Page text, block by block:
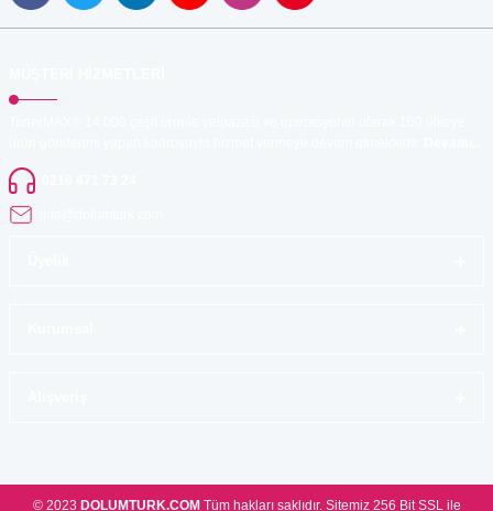
© 2023 DOLUMTURK.COM Tüm hakları saklıdır. Sitemiz 256 Bit SSL ile